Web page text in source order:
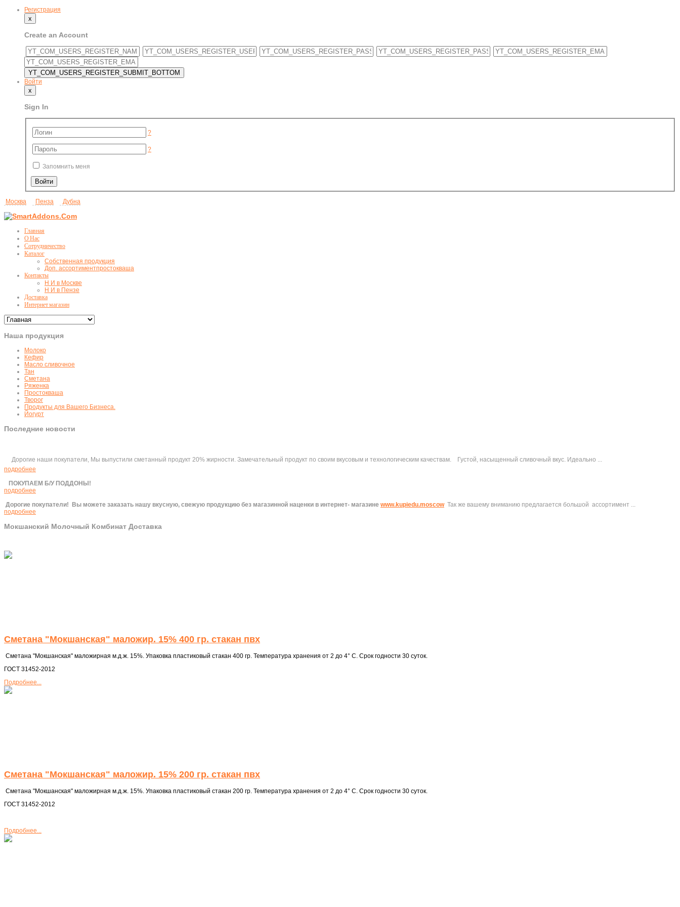
Регистрация
x
Create an Account
Войти
x
Sign In
?
?
Запомнить меня
Москва Пенза Дубна
Главная
О Нас
Сотрудничество
Каталог
Собственная продукция
Доп. ассортиментпростокваша
Контакты
Н И в Москве
Н И в Пензе
Доставка
Интернет магазин
Наша продукция
Молоко
Кефир
Масло сливочное
Тан
Сметана
Ряженка
Простокваша
Творог
Продукты для Вашего Бизнеса.
Йогурт
Последние новости
Дорогие наши покупатели, Мы выпустили сметанный продукт 20% жирности. Замечательный продукт по своим вкусовым и технологическим качествам. Густой, насыщенный сливочный вкус. Идеально ...
подробнее
ПОКУПАЕМ Б/У ПОДДОНЫ!
подробнее
Дорогие покупатели!
Вы можете заказать нашу вкусную, свежую продукцию без магазинной наценки в интернет- магазине www.kupiedu.moscow Так же вашему вниманию предлагается большой ассортимент ...
подробнее
Мокшанский Молочный Комбинат Доставка
Сметана "Мокшанская" маложир. 15% 400 гр. стакан пвх
Сметана "Мокшанская" маложирная м.д.ж. 15%. Упаковка пластиковый стакан 400 гр. Температура хранения от 2 до 4° С. Срок годности 30 суток.
ГОСТ 31452-2012
Подробнее...
Сметана "Мокшанская" маложир. 15% 200 гр. стакан пвх
Сметана "Мокшанская" маложирная м.д.ж. 15%. Упаковка пластиковый стакан 200 гр. Температура хранения от 2 до 4° С. Срок годности 30 суток.
ГОСТ 31452-2012
Подробнее...